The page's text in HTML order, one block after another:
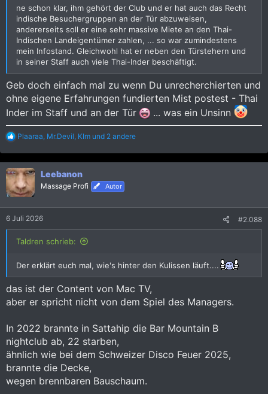
ne schon klar, ihm gehört der Club und er hat auch das Recht
indische Besuchergruppen an der Tür abzuweisen,
andererseits soll er eine sehr massive Miete an den Thai-
Indischen Landeigentümer zahlen, ... so war zumindestens
mein Infostand. Gleichwohl hat er neben den Türstehern und
in seiner Staff auch viele Thai-Inder beschäftigt.
Geb doch einfach mal zu wenn Du unrecherchierten und
ohne eigene Erfahrungen fundierten Mist postest - Thai
Inder im Staff und an der Tür
... was ein Unsinn
R
a
k
t
i
o
n
:
Plaaraa, Mr.Devil, KIm und 2 andere
Leebanon
Massage Profi Autor
6 Juli 2026 #2.088
Taldren schrieb:
Der erklärt euch mal, wie's hinter den Kulissen läuft....
das ist der Content von Mac TV,
aber er spricht nicht von dem Spiel des Managers.
In 2022 brannte in Sattahip die Bar Mountain B
nightclub ab, 22 starben,
ähnlich wie bei dem Schweizer Disco Feuer 2025,
brannte die Decke,
wegen brennbaren Bauschaum.